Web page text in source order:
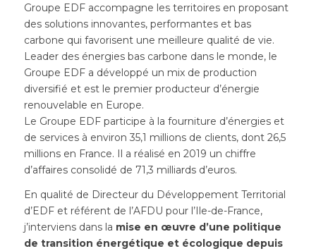
Groupe EDF accompagne les territoires en proposant
des solutions innovantes, performantes et bas
carbone qui favorisent une meilleure qualité de vie.
Leader des énergies bas carbone dans le monde, le
Groupe EDF a développé un mix de production
diversifié et est le premier producteur d’énergie
renouvelable en Europe.
Le Groupe EDF participe à la fourniture d’énergies et
de services à environ 35,1 millions de clients, dont 26,5
millions en France. Il a réalisé en 2019 un chiffre
d’affaires consolidé de 71,3 milliards d’euros.
En qualité de Directeur du Développement Territorial
d’EDF et référent de l’AFDU pour l’Ile-de-France,
j’interviens dans la mise en œuvre d’une politique
de transition énergétique et écologique depuis